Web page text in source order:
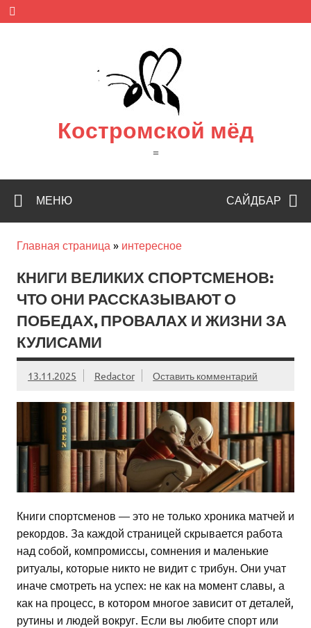
Skip
content
Костромской мёд
=
САЙДБАР
МЕНЮ
Главная страница » интересное
КНИГИ ВЕЛИКИХ СПОРТСМЕНОВ:
ЧТО ОНИ РАССКАЗЫВАЮТ О
ПОБЕДАХ, ПРОВАЛАХ И ЖИЗНИ ЗА
КУЛИСАМИ
13.11.2025 Redactor Оставить комментарий
Книги спортсменов — это не только хроника матчей и
рекордов. За каждой страницей скрывается работа
над собой, компромиссы, сомнения и маленькие
ритуалы, которые никто не видит с трибун. Они учат
иначе смотреть на успех: не как на момент славы, а
как на процесс, в котором многое зависит от деталей,
рутины и людей вокруг. Если вы любите спорт или